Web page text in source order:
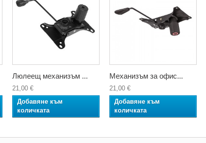
Люлеещ механизъм ...
21,00 €
Добавяне към
количката
Механизъм за офис...
21,00 €
Добавяне към
количката